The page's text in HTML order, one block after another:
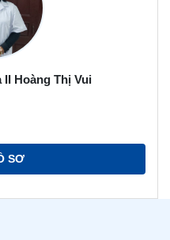
II Hoàng Thị Vui
SƠ